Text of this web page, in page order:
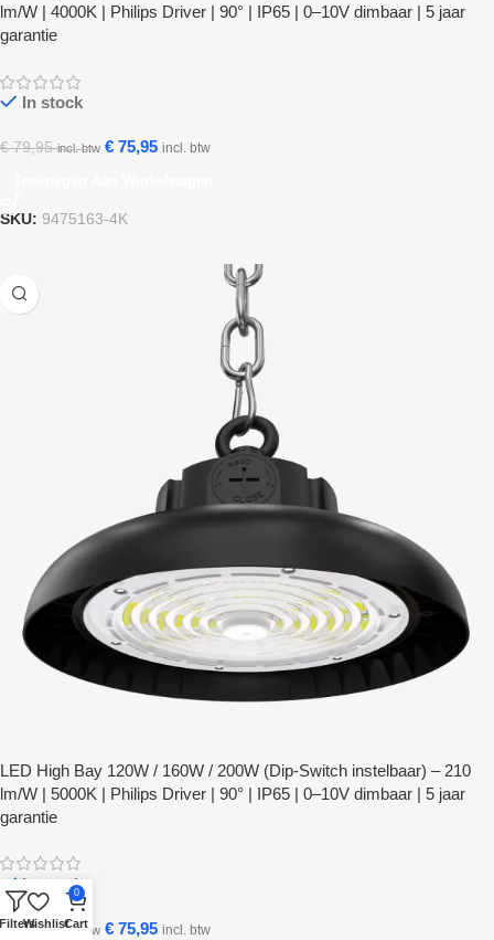
lm/W | 4000K | Philips Driver | 90° | IP65 | 0–10V dimbaar | 5 jaar
garantie
In stock
€79,95 incl. btw € 75,95 incl. btw
SKU: 9475163-4K
LED High Bay 120W / 160W / 200W (Dip-Switch instelbaar) – 210
lm/W | 5000K | Philips Driver | 90° | IP65 | 0–10V dimbaar | 5 jaar
garantie
In stock
€79,95 incl. btw € 75,95 incl. btw
Wishlist
0
Cart